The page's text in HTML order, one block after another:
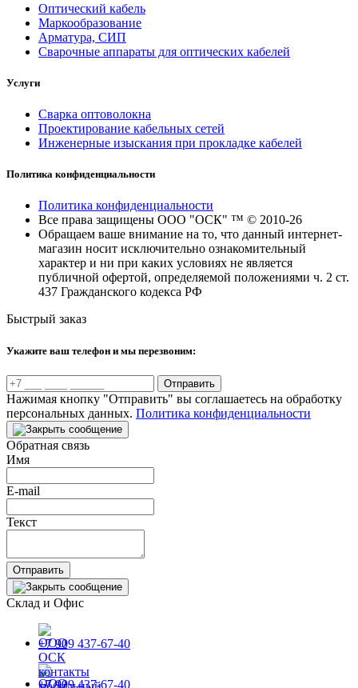
Оптический кабель
Маркообразование
Арматура, СИП
Сварочные аппараты для оптических кабелей
Услуги
Сварка оптоволокна
Проектирование кабельных сетей
Инженерные изыскания при прокладке кабелей
Политика конфиденциальности
Политика конфиденциальности
Все права защищены ООО "ОСК" ™ © 2010-26
Обращаем ваше внимание на то, что данный интернет-
магазин носит исключительно ознакомительный
характер и ни при каких условиях не является
публичной офертой, определяемой положениями ч. 2 ст.
437 Гражданского кодекса РФ
Быстрый заказ
Укажите ваш телефон и мы перезвоним:
Отправить
Нажимая кнопку "Отправить" вы соглашаетесь на обработку
персональных данных. Политика конфиденциальности
Обратная связь
Имя
E-mail
Текст
Отправить
Склад и Офис
+7 909 437-67-40
+7 909 437-67-40